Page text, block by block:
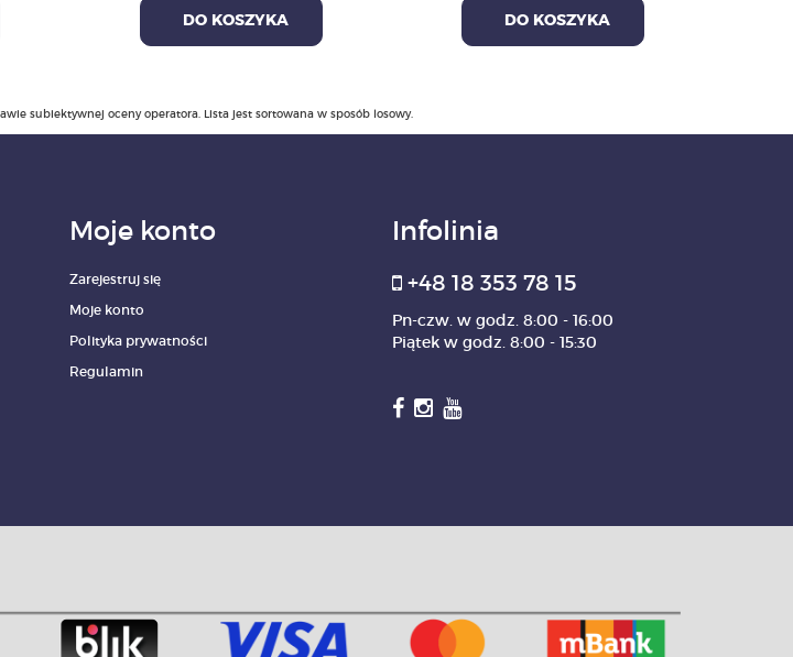
DO KOSZYKA DO KOSZYKA
subiektywnej oceny operatora. Lista jest sortowana w sposób losowy.
Moje konto
Zarejestruj się
Moje konto
Polityka prywatności
Regulamin
Infolinia
+48 18 353 78 15
Pn-czw. w godz. 8:00 - 16:00
Piątek w godz. 8:00 - 15:30